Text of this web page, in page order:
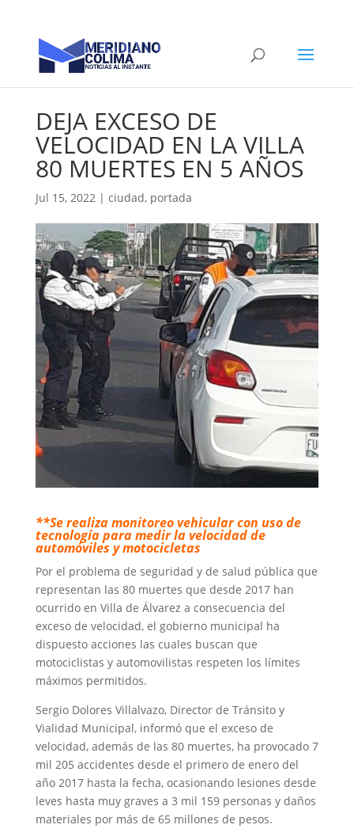
DEJA EXCESO DE
VELOCIDAD EN LA VILLA
80 MUERTES EN 5 AÑOS
Jul 15, 2022| ciudad, portada
**Se realiza monitoreo vehicular con uso de
tecnología para medir la velocidad de
automóviles y motocicletas
Por el problema de seguridad y de salud pública que
representan las 80 muertes que desde 2017 han
ocurrido en Villa de Álvarez a consecuencia del
exceso de velocidad, el gobierno municipal ha
dispuesto acciones las cuales buscan que
motociclistas y automovilistas respeten los límites
máximos permitidos.
Sergio Dolores Villalvazo, Director de Tránsito y
Vialidad Municipal, informó que el exceso de
velocidad, además de las 80 muertes, ha provocado 7
mil 205 accidentes desde el primero de enero del
año 2017 hasta la fecha, ocasionando lesiones desde
leves hasta muy graves a 3 mil 159 personas y daños
materiales por más de 65 millones de pesos.